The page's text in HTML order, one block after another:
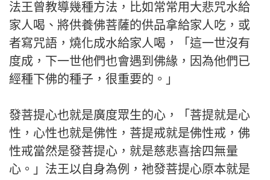
法王曾教導幾種方法，比如常常用大悲咒水給
家人喝、將供養佛菩薩的供品拿給家人吃，或
者寫咒語，燒化成水給家人喝，「這一世沒有
度成，下一世他們也會遇到佛緣，因為他們已
經種下佛的種子，很重要的。」
發菩提心也就是廣度眾生的心，「菩提就是心
性，心性也就是佛性，菩提戒就是佛性戒，佛
性戒當然是發菩提心，就是慈悲喜捨四無量
心。」法王以自身為例，祂發菩提心原本就是